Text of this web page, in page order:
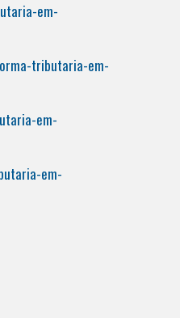
em-
tributaria-em-
em-
em-